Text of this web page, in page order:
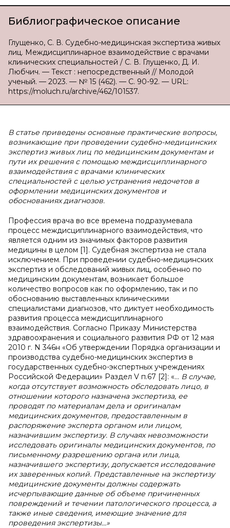
Библиографическое описание
Глущенко, С. В. Судебно-медицинская экспертиза живых
лиц. Междисциплинарное взаимодействие с врачами
клинических специальностей / С. В. Глущенко, Д. И.
Любчич. — Текст : непосредственный // Молодой
ученый. — 2023. — № 15 (462). — С. 90-92. — URL:
https://moluch.ru/archive/462/101537.
В статье приведены основные практические вопросы,
возникающие при проведении судебно-медицинских
экспертиз живых лиц по медицинским документам и
пути их решения с помощью междисциплинарного
взаимодействия с врачами клинических
специальностей с целью устранения недочетов в
оформлении медицинских документов и
обоснованиях диагнозов.
Профессия врача во все времена подразумевала
процесс междисциплинарного взаимодействия, что
является одним из значимых факторов развития
медицины в целом [1]. Судебная экспертиза не стала
исключением. При проведении судебно-медицинских
экспертиз и обследований живых лиц, особенно по
медицинским документам, возникает большое
количество вопросов как по оформлению, так и по
обоснованию выставленных клиническими
специалистами диагнозов, что диктует необходимость
развития процесса междисциплинарного
взаимодействия. Согласно Приказу Министерства
здравоохранения и социального развития РФ от 12 мая
2010 г. N 346н «Об утверждении Порядка организации и
производства судебно-медицинских экспертиз в
государственных судебно-экспертных учреждениях
Российской Федерации» Раздел V п.67 [2]: «… В случае,
когда отсутствует возможность обследовать лицо, в
отношении которого назначена экспертиза, ее
проводят по материалам дела и оригиналам
медицинских документов, предоставленным в
распоряжение эксперта органом или лицом,
назначившим экспертизу. В случаях невозможности
исследовать оригиналы медицинских документов, по
письменному разрешению органа или лица,
назначившего экспертизу, допускается исследование
их заверенных копий. Представленные на экспертизу
медицинские документы должны содержать
исчерпывающие данные об объеме причиненных
повреждений и течении патологического процесса, а
также иные сведения, имеющие значение для
проведения экспертизы…»